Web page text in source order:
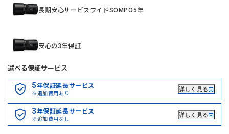
長期安心サービスワイドSOMPO5年
安心の3年保証
選べる保証サービス
5年保証延長サービス
※追加費用あり
詳しく見る
3年保証延長サービス
※追加費用なし
詳しく見る